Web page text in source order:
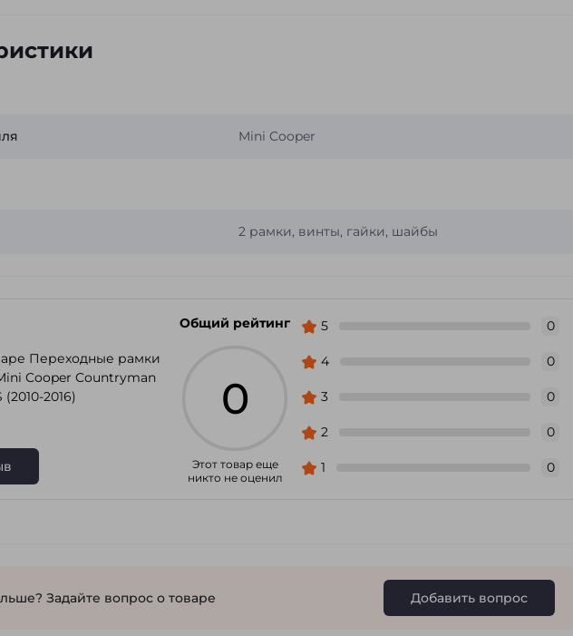
Mini Cooper
2 рамки, винты, гайки, шайбы
Переходные рамки
Cooper Countryman
2016)
Общий рейтинг
0
Этот товар еще
никто не оценил
5 0
4 0
3 0
2 0
1 0
Задайте вопрос о товаре Добавить вопрос